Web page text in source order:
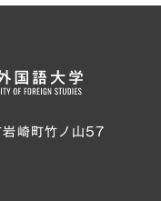
崎町竹ノ山57